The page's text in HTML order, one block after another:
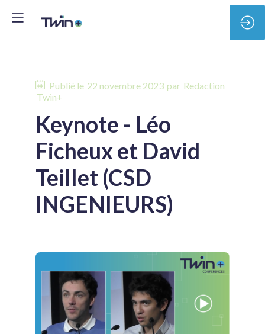
Publié le 22 novembre 2023 par Redaction
Twin+
Keynote - Léo
Ficheux et David
Teillet (CSD
INGENIEURS)